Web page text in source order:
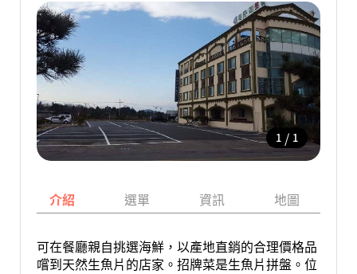
1 / 1
介紹 選單 資訊 地圖
可在餐廳親自挑選海鮮，以產地直銷的合理價格品
嚐到天然生魚片的店家。招牌菜是生魚片拼盤。位